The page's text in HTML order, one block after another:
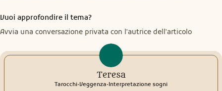
Vuoi approfondire il tema?
Avvia una conversazione privata con l'autrice dell'articolo
Teresa
Tarocchi.Veggenza.Interpretazione sogni